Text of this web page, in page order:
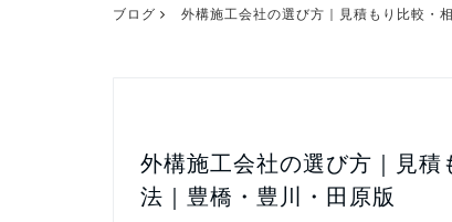
ブログ 外構施工会社の選び方｜見積もり比較・
外構施工会社の選び方｜見
法｜豊橋・豊川・田原版